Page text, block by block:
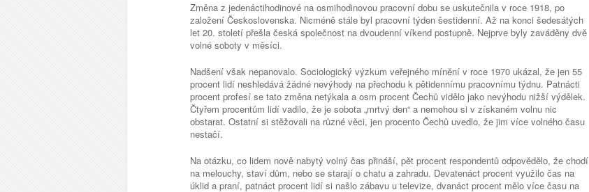
Změna z jedenáctihodinové na osmihodinovou pracovní dobu se uskutečnila v roce 1918, po
založení Československa. Nicméně stále byl pracovní týden šestidenní. Až na konci šedesátých
let 20. století přešla česká společnost na dvoudenní víkend postupně. Nejprve byly zaváděny dvě
volné soboty v měsíci.
Nadšení však nepanovalo. Sociologický výzkum veřejného mínění v roce 1970 ukázal, že jen 55
procent lidí neshledává žádné nevýhody na přechodu k pětidennímu pracovnímu týdnu. Patnácti
procent profesí se tato změna netýkala a osm procent Čechů vidělo jako nevýhodu nižší výdělek.
Čtyřem procentům lidí vadilo, že je sobota „mrtvý den“ a nemohou si v získaném volnu nic
obstarat. Ostatní si stěžovali na různé věci, jen procento Čechů uvedlo, že jim více volného času
nestačí.
Na otázku, co lidem nově nabytý volný čas přináší, pět procent respondentů odpovědělo, že chodí
na melouchy, staví dům, nebo se starají o chatu a zahradu. Devatenáct procent využilo čas na
úklid a praní, patnáct procent lidí si našlo zábavu u televize, dvanáct procent mělo více času na